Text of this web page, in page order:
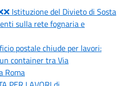
Istituzione del Divieto di Sosta
sulla rete fognaria e
postale chiude per lavori:
container tra Via
Roma